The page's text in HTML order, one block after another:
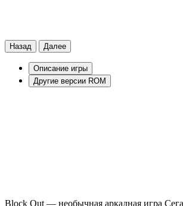
Назад Далее
Описание игры
Другие версии ROM
Block Out — необычная аркадная игра